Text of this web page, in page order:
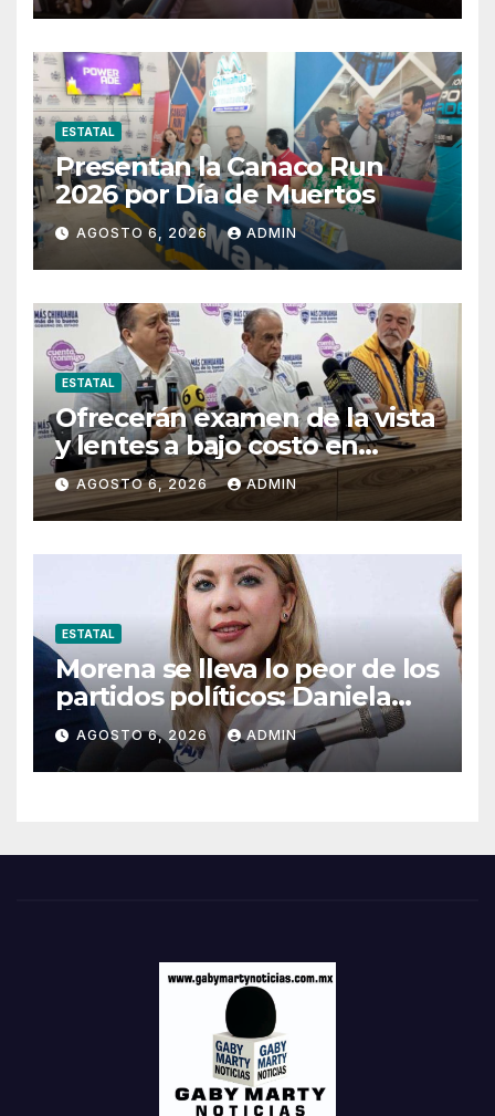
ESTATAL
Presentan la Canaco Run
2026 por Día de Muertos
AGOSTO 6, 2026 ADMIN
ESTATAL
Ofrecerán examen de la vista
y lentes a bajo costo en
Pueblito Mexicano
AGOSTO 6, 2026 ADMIN
ESTATAL
Morena se lleva lo peor de los
partidos políticos: Daniela
Álvarez
AGOSTO 6, 2026 ADMIN